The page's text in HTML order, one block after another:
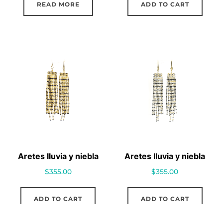
READ MORE ADD TO CART
Aretes lluvia y niebla
$355.00
ADD TO CART
Aretes lluvia y niebla
$355.00
ADD TO CART